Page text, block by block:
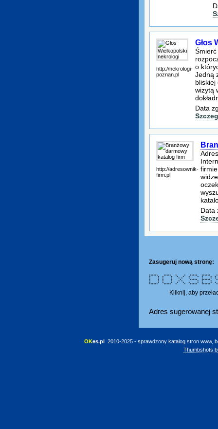
http://nekrologi-
poznan.pl
Głos
o
Jedną
bliskiej
wizytą
Data
http://adresownik-
firm.pl
Data
Zasugeruj nową stronę:
****** ***** * * ***** ******
* * * * * * * * * *
* * * * * * * * *
* * * * * ***** ******
* * * * * * * *
* * * * * * * * *
****** ***** * * *****
Kliknij, aby
Adres sugerowanej
OKes.pl 2010-2025 - sprawdzony katalog stron www,
Thumbshots